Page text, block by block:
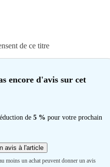
de ce titre
encore d'avis sur cet
de 5 % pour votre prochain
avis à l'article
moins un achat peuvent donner un avis